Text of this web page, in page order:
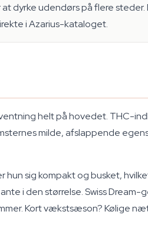
dyrke udendørs på flere steder.
i Azarius-kataloget.
helt på hovedet. THC-
milde, afslappende
sig kompakt og busket,
i den størrelse. Swiss Dream-
Kort vækstsæson? Kølige